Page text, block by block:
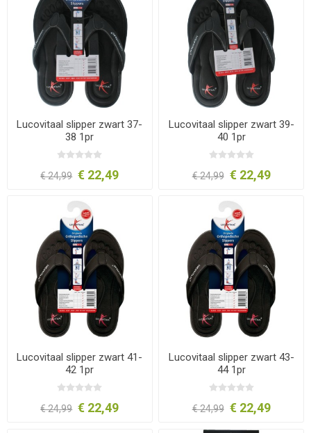
Lucovitaal slipper zwart 37-
38 1pr
€ 24,99 € 22,49
Lucovitaal slipper zwart 39-
40 1pr
€ 24,99 € 22,49
Lucovitaal slipper zwart 41-
42 1pr
€ 24,99 € 22,49
Lucovitaal slipper zwart 43-
44 1pr
€ 24,99 € 22,49